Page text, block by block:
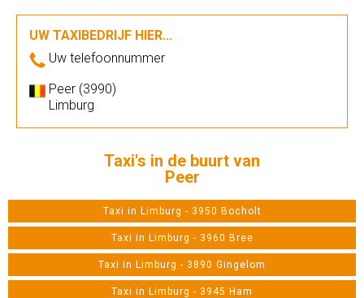
UW TAXIBEDRIJF HIER...
Uw telefoonnummer
Peer (3990)
Limburg
Taxi's in de buurt van
Peer
Taxi in Limburg - 3950 Bocholt
Taxi in Limburg - 3960 Bree
Taxi in Limburg - 3890 Gingelom
Taxi in Limburg - 3945 Ham